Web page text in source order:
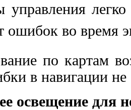
управления
ошибок во время
по картам
в навигации
освещение для